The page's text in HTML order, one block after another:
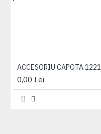
ACCESORIU CAPOTA 1221
0,00 Lei